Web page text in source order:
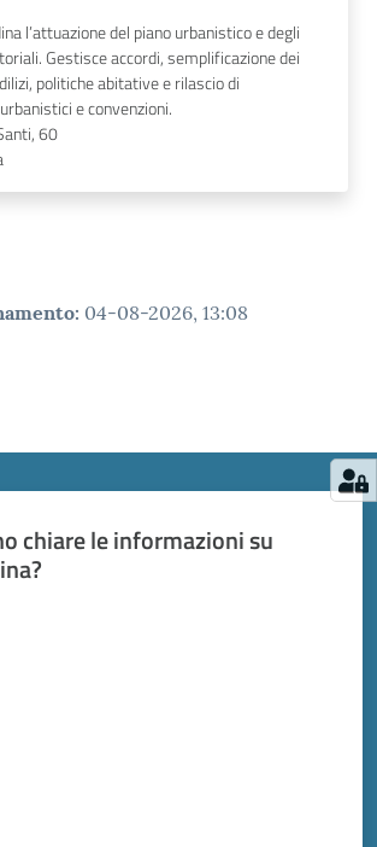
l’attuazione del piano urbanistico e degli
Gestisce accordi, semplificazione dei
politiche abitative e rilascio di
e convenzioni.
60
: 04-08-2026, 13:08
chiare le informazioni su